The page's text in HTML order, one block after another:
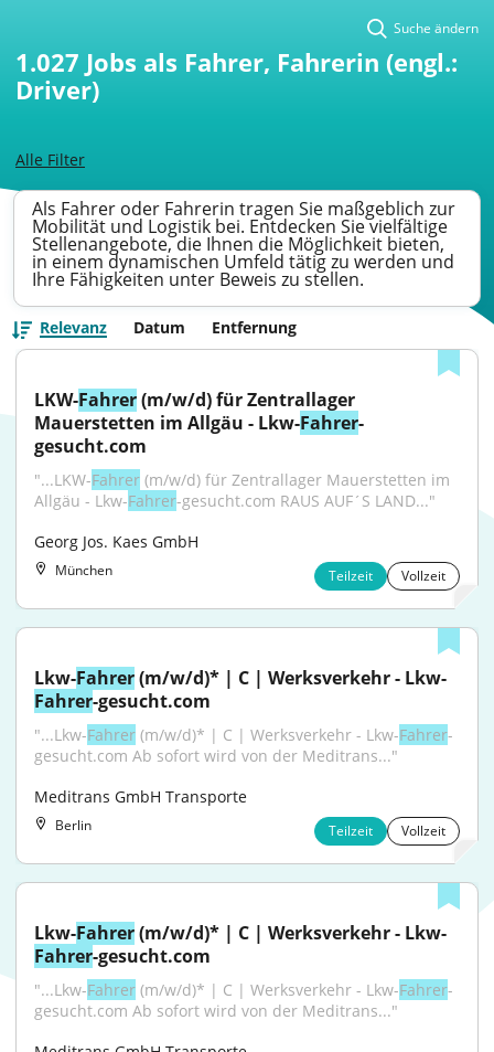
Alle Filter
Suche ändern
1.027 Jobs als Fahrer, Fahrerin (engl.:
Driver)
Als Fahrer oder Fahrerin tragen Sie maßgeblich zur
Mobilität und Logistik bei. Entdecken Sie vielfältige
Stellenangebote, die Ihnen die Möglichkeit bieten,
in einem dynamischen Umfeld tätig zu werden und
Ihre Fähigkeiten unter Beweis zu stellen.
Relevanz Datum Entfernung
LKW-Fahrer (m/w/d) für Zentrallager
Mauerstetten im Allgäu - Lkw-Fahrer-
gesucht.com
"...LKW-Fahrer (m/w/d) für Zentrallager Mauerstetten im
Allgäu - Lkw-Fahrer-gesucht.com RAUS AUF´S LAND..."
Georg Jos. Kaes GmbH
München Teilzeit Vollzeit
Lkw-Fahrer (m/w/d)* | C | Werksverkehr - Lkw-
Fahrer-gesucht.com
"...Lkw-Fahrer (m/w/d)* | C | Werksverkehr - Lkw-Fahrer-
gesucht.com Ab sofort wird von der Meditrans..."
Meditrans GmbH Transporte
Berlin Teilzeit Vollzeit
Lkw-Fahrer (m/w/d)* | C | Werksverkehr - Lkw-
Fahrer-gesucht.com
"...Lkw-Fahrer (m/w/d)* | C | Werksverkehr - Lkw-Fahrer-
gesucht.com Ab sofort wird von der Meditrans..."